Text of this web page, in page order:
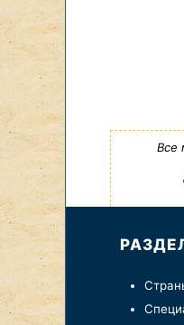
Все